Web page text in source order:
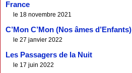
France
le 18 novembre 2021
C’Mon C’Mon (Nos âmes d’Enfants)
le 27 janvier 2022
Les Passagers de la Nuit
le 17 juin 2022